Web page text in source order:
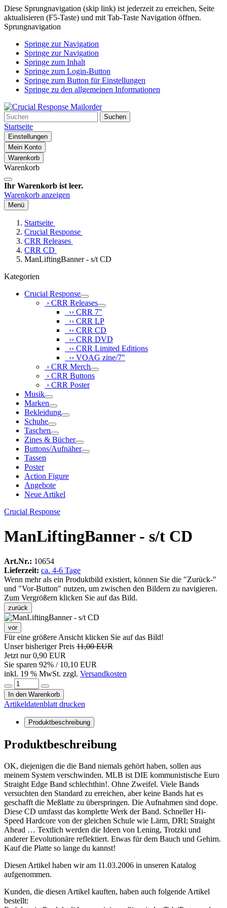
Diese Sprungnavigation (skip link) ist jederzeit zu erreichen, Seite
aktualisieren (F5-Taste) und mit Tab-Taste Navigation öffnen.
Sprungnavigation
Springe zur Navigation
Springe zur Navigation
Springe zum Inhalt
Springe zum Login-Button
Springe zum Button für Einstellungen
Springe zu den allgemeinen Informationen
Suchen
Startseite
Einstellungen
Mein Konto
Warenkorb
Warenkorb
Ihr Warenkorb ist leer.
Warenkorb anzeigen
Menü
Startseite
Crucial Response
CRR Releases
CRR CD
ManLiftingBanner - s/t CD
Kategorien
Crucial Response
› CRR Releases
›› CRR 7"
›› CRR LP
›› CRR CD
›› CRR DVD
›› CRR Limited Editions
›› VOAG zine/7"
› CRR Merch
› CRR Buttons
› CRR Poster
Musik
Marken
Bekleidung
Schuhe
Taschen
Zines & Bücher
Buttons/Aufnäher
Tassen
Poster
Action Figure
Angebote
Neue Artikel
Crucial Response
ManLiftingBanner - s/t CD
Art.Nr.: 10654
Lieferzeit: ca. 4-6 Tage
Wenn mehr als ein Produktbild existiert, können Sie die "Zurück-"
und "Vor-Button" nutzen, um zwischen den Bildern zu navigieren.
Zum Vergrößern klicken Sie auf das Bild.
zurück
vor
Für eine größere Ansicht klicken Sie auf das Bild!
Unser bisheriger Preis 11,00 EUR
Jetzt nur0,90 EUR
Sie sparen 92% / 10,10 EUR
inkl. 19 % MwSt. zzgl. Versandkosten
In den Warenkorb
Artikeldatenblatt drucken
Produktbeschreibung
Produktbeschreibung
OK, diejenigen die die Band niemals gehört haben, sollen aus
meinem System verschwinden. MLB ist DIE kommunistische Euro
Straight Edge Band schlechthin!. Ohne Zweifel. Viele Bands
versuchten den Standard zu erreichen, aber keine Bands hat es
geschafft die Meßlatte zu überspringen. Die Aufnahmen sind dope.
Diese CD umfasst das komplette Werk der Band. Schneller Hi-
Speed Hardcore von der gleichen Schule wie Lärm, DRI; Straight
Ahead … Textlich werden die Ideen von Lening, Trotzki und
anderer Eevolutionäre reflektiert. Etwas für dem Bauch und Gehirn.
Kauf die Platte so lange du kannst!
Diesen Artikel haben wir am 11.03.2006 in unseren Katalog
aufgenommen.
Kunden, die diesen Artikel kauften, haben auch folgende Artikel
bestellt: